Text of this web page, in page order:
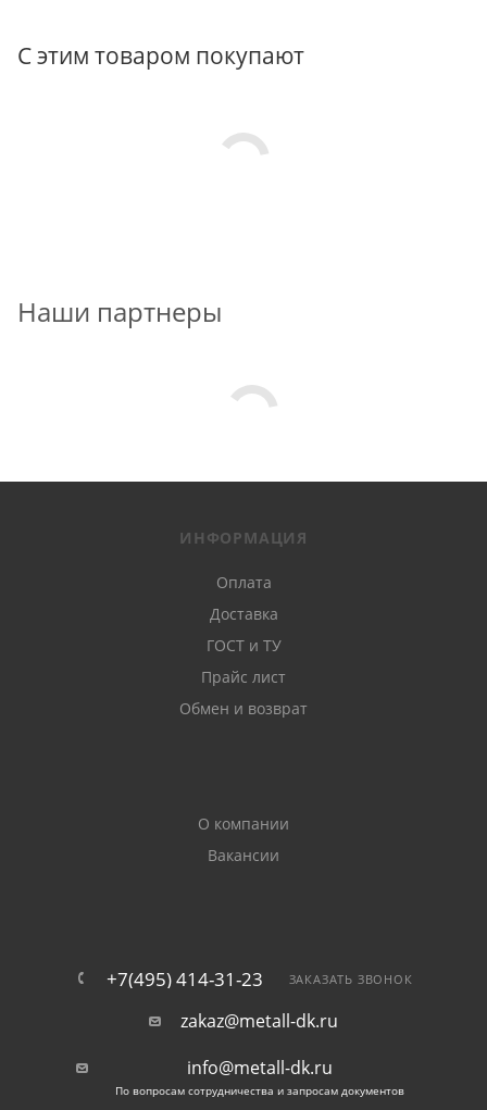
С этим товаром покупают
Наши партнеры
ИНФОРМАЦИЯ
Оплата
Доставка
ГОСТ и ТУ
Прайс лист
Обмен и возврат
О компании
Вакансии
+7(495) 414-31-23 ЗАКАЗАТЬ ЗВОНОК
zakaz@metall-dk.ru
info@metall-dk.ru
По вопросам сотрудничества и запросам документов